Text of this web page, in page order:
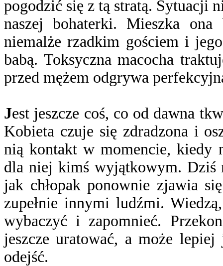
pogodzić się z tą stratą. Sytuacji
naszej bohaterki. Mieszka
niemalże rzadkim gościem i
babą. Toksyczna macocha
przed mężem odgrywa
Jest jeszcze coś, co od dawna
Kobieta czuje się zdradzona i
nią kontakt w momencie, kiedy
dla niej kimś wyjątkowym. Dziś
jak chłopak ponownie zjawia
zupełnie innymi ludźmi.
wybaczyć i zapomnieć.
jeszcze uratować, a może
odejść.